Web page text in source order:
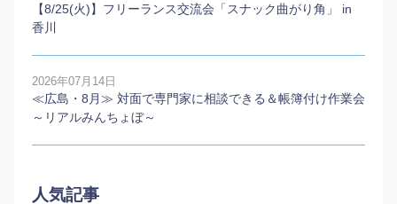
【8/25(火)】フリーランス交流会「スナック曲がり角」 in
香川
2026年07月14日
≪広島・8月≫ 対面で専門家に相談できる＆帳簿付け作業会
～リアルみんちょぼ～
人気記事